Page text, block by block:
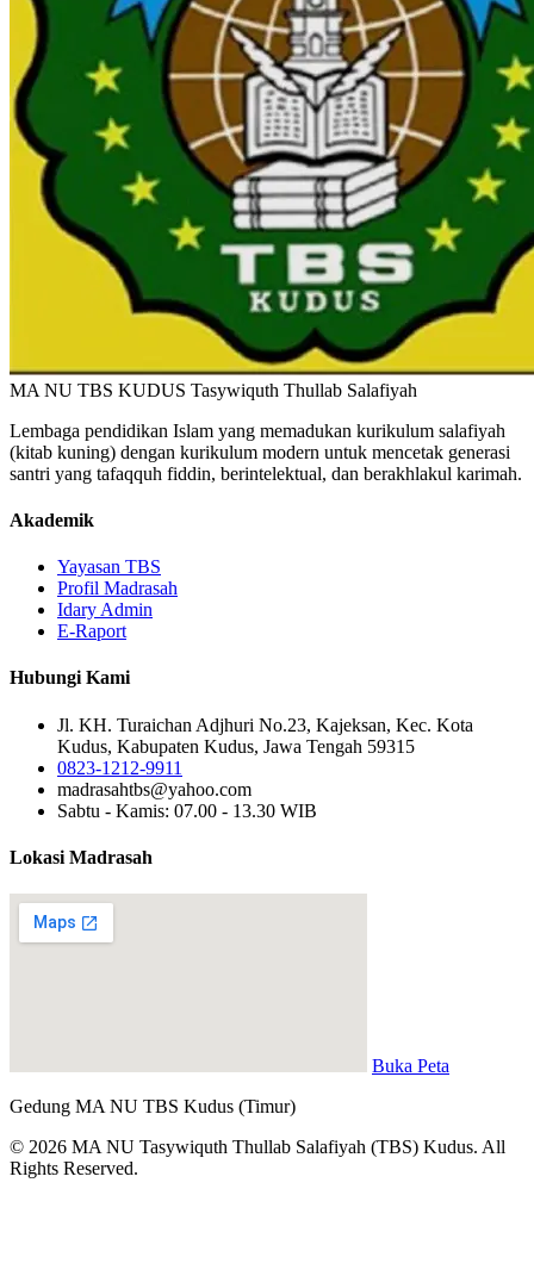
MA NU TBS KUDUS Tasywiquth Thullab Salafiyah
Lembaga pendidikan Islam yang memadukan kurikulum salafiyah
(kitab kuning) dengan kurikulum modern untuk mencetak generasi
santri yang tafaqquh fiddin, berintelektual, dan berakhlakul karimah.
Akademik
Yayasan TBS
Profil Madrasah
Idary Admin
E-Raport
Hubungi Kami
Jl. KH. Turaichan Adjhuri No.23, Kajeksan, Kec. Kota
Kudus, Kabupaten Kudus, Jawa Tengah 59315
0823-1212-9911
madrasahtbs@yahoo.com
Sabtu - Kamis: 07.00 - 13.30 WIB
Lokasi Madrasah
Buka Peta
Gedung MA NU TBS Kudus (Timur)
© 2026 MA NU Tasywiquth Thullab Salafiyah (TBS) Kudus. All
Rights Reserved.